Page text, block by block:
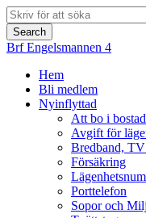
Skip
to
main
content
Search
Close
Brf Engelsmannen 4
search
Menu
Hem
Bli medlem
Nyinflyttad
Att bo i
Avgift för
Bredband,
Försäkring
Porttelefon
Sopor och